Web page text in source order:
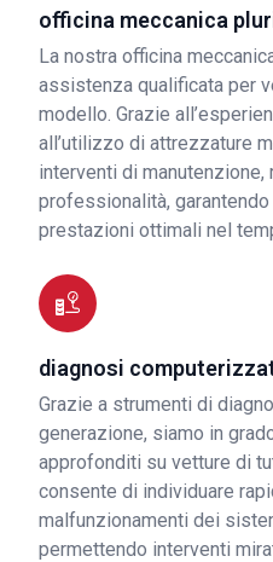
officina meccanica
La nostra officina
assistenza qualificata per
modello. Grazie
all’utilizzo di attrezzature
interventi di
professionalità,
prestazioni ottimali nel
diagnosi
Grazie a strumenti di
generazione, siamo in
approfonditi su vetture di
consente di individuare
malfunzionamenti dei
permettendo interventi